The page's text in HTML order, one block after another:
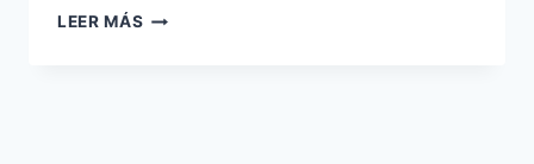
LEER MÁS CAMISETA